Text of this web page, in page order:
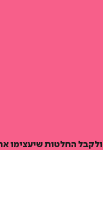
החלטות שיעצימו